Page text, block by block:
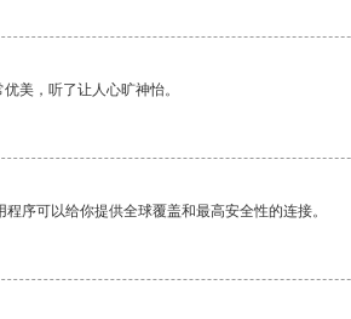
美，听了让人心旷神怡。
序可以给你提供全球覆盖和最高安全性的连接。